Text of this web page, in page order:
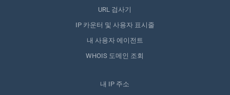
URL 검사기
IP 카운터 및 사용자 표시줄
내 사용자 에이전트
WHOIS 도메인 조회
내 IP 주소